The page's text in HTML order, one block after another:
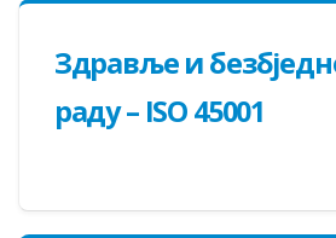
Здравље и
раду – ISO 45001